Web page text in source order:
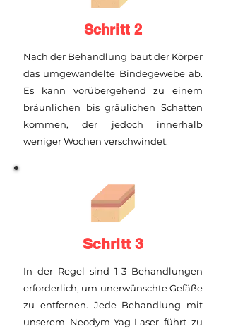
Schritt 2
Nach der Behandlung baut der Körper
das umgewandelte Bindegewebe ab.
Es kann vorübergehend zu einem
bräunlichen bis gräulichen Schatten
kommen, der jedoch innerhalb
weniger Wochen verschwindet.
Schritt 3
In der Regel sind 1-3 Behandlungen
erforderlich, um unerwünschte Gefäße
zu entfernen. Jede Behandlung mit
unserem Neodym-Yag-Laser führt zu